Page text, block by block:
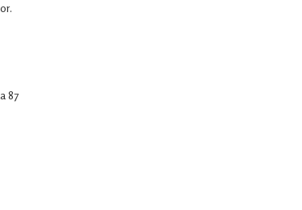
87